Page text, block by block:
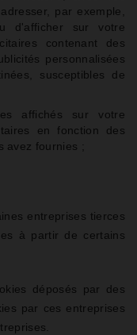
par exemple,
d'afficher sur votre
contenant des
personnalisées
susceptibles de
affichés sur votre
en fonction des
fournies ;
entreprises tierces
à partir de certains
déposés par des
par ces entreprises